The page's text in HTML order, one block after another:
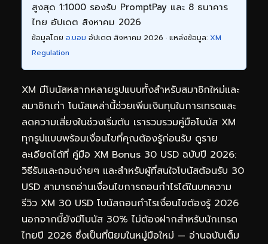
สูงสุด 1:1000 รองรับ PromptPay และ 8 ธนาคาร
ไทย อัปเดต สิงหาคม 2026
ข้อมูลโดย อ.บอม อัปเดต สิงหาคม 2026 · แหล่งข้อมูล: XM
Regulation
XM มีโบนัสหลากหลายรูปแบบทั้งสำหรับสมาชิกใหม่และ
สมาชิกเก่า โบนัสเหล่านี้ช่วยเพิ่มเงินทุนในการเทรดและ
ลดความเสี่ยงในช่วงเริ่มต้น เรารวบรวมคู่มือโบนัส XM
ทุกรูปแบบพร้อมเงื่อนไขที่คุณต้องรู้ก่อนรับ ดูราย
ละเอียดได้ที่ คู่มือ XM Bonus 30 USD ฉบับปี 2026:
วิธีรับและถอนง่ายๆ และสำหรับผู้ที่สนใจโบนัสต้อนรับ 30
USD สามารถอ่านเงื่อนไขการถอนกำไรได้ในบทความ
รีวิว XM 30 USD โบนัสถอนกำไรเงื่อนไขต้องรู้ 2026
นอกจากนี้ยังมีโบนัส 30% ไม่ต้องฝากสำหรับนักเทรด
ไทยปี 2026 ซึ่งเป็นที่นิยมในหมู่มือใหม่ — อ่านฉบับเต็ม